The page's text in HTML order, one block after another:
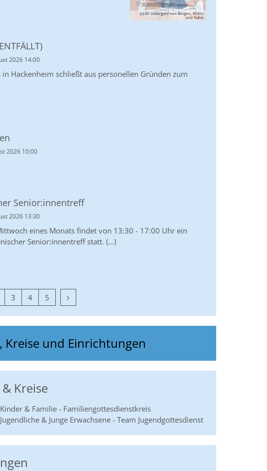
(c) Hl. Hildegard von Bingen, Rhein
und Nahe
2026 14:00
in Hackenheim schließt aus personellen Gründen zum
2026 10:00
Senior:innentreff
2026 13:30
eines Monats findet von 13:30 - 17:00 Uhr ein
Senior:innentreff statt. (...)
3 4 5 Nächste Seite
Kreise und Einrichtungen
Kreise
& Familie - Familiengottesdienstkreis
& Junge Erwachsene - Team Jugendgottesdienst